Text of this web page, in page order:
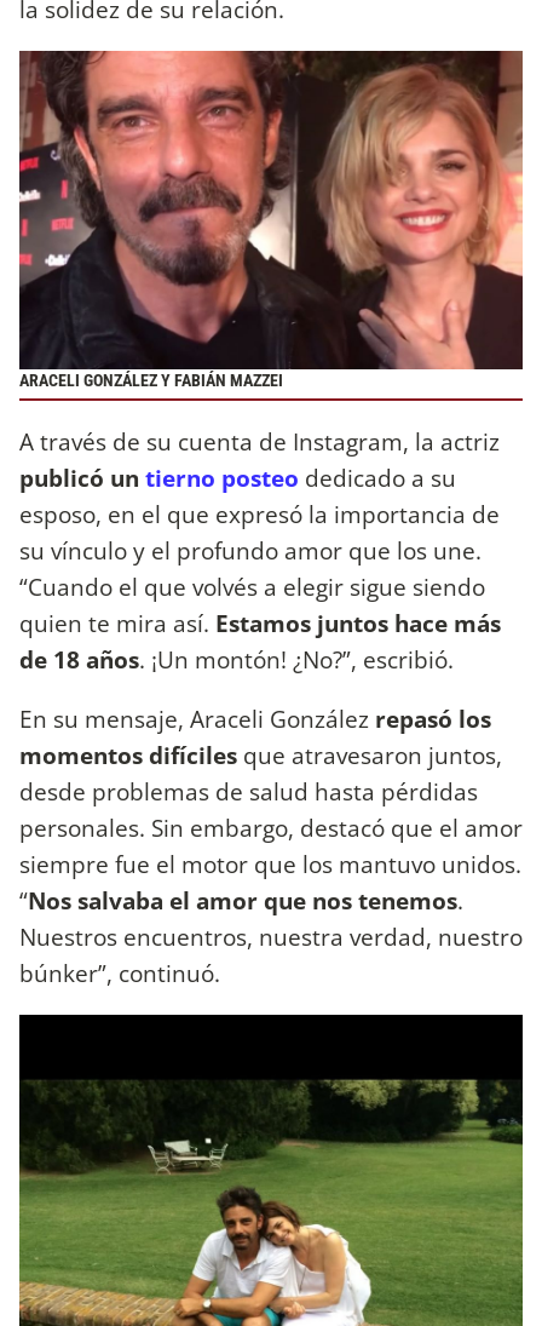
la solidez de su relación.
ARACELI GONZÁLEZ Y FABIÁN MAZZEI
A través de su cuenta de Instagram, la actriz
publicó un tierno posteo dedicado a su
esposo, en el que expresó la importancia de
su vínculo y el profundo amor que los une.
“Cuando el que volvés a elegir sigue siendo
quien te mira así. Estamos juntos hace más
de 18 años. ¡Un montón! ¿No?”, escribió.
En su mensaje, Araceli González repasó los
momentos difíciles que atravesaron juntos,
desde problemas de salud hasta pérdidas
personales. Sin embargo, destacó que el amor
siempre fue el motor que los mantuvo unidos.
“Nos salvaba el amor que nos tenemos.
Nuestros encuentros, nuestra verdad, nuestro
búnker”, continuó.